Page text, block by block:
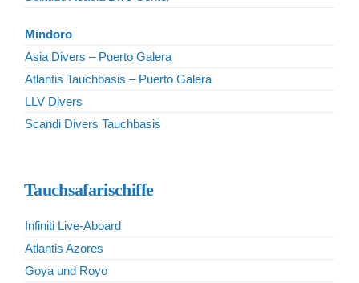
Mindoro
Asia Divers – Puerto Galera
Atlantis Tauchbasis – Puerto Galera
LLV Divers
Scandi Divers Tauchbasis
Tauchsafarischiffe
Infiniti Live-Aboard
Atlantis Azores
Goya und Royo